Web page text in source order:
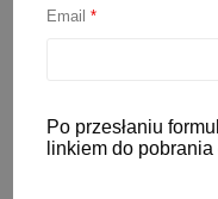
przygotować
dyni jest
Email*
Po przesłaniu
linkiem do